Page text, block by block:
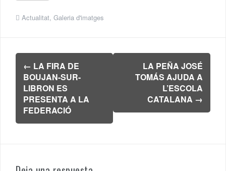
Actualitat, Galeria d'imatges
Navegación
de
entradas
← LA FIRA DE
BOUJAN-SUR-
LIBRON ES
PRESENTA A LA
FEDERACIÓ
LA PEÑA JOSÉ
TOMÁS AJUDA A
L’ESCOLA
CATALANA →